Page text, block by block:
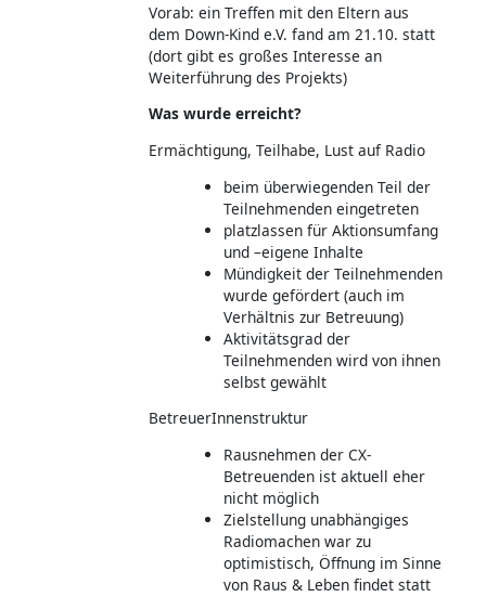
Vorab: ein Treffen mit den Eltern aus
dem Down-Kind e.V. fand am 21.10. statt
(dort gibt es großes Interesse an
Weiterführung des Projekts)
Was wurde erreicht?
Ermächtigung, Teilhabe, Lust auf Radio
beim überwiegenden Teil der
Teilnehmenden eingetreten
platzlassen für Aktionsumfang
und –eigene Inhalte
Mündigkeit der Teilnehmenden
wurde gefördert (auch im
Verhältnis zur Betreuung)
Aktivitätsgrad der
Teilnehmenden wird von ihnen
selbst gewählt
BetreuerInnenstruktur
Rausnehmen der CX-
Betreuenden ist aktuell eher
nicht möglich
Zielstellung unabhängiges
Radiomachen war zu
optimistisch, Öffnung im Sinne
von Raus & Leben findet statt